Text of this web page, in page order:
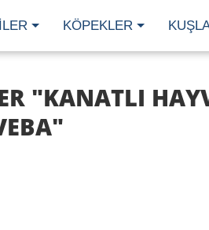
KÖPEKLER
"KANATLI